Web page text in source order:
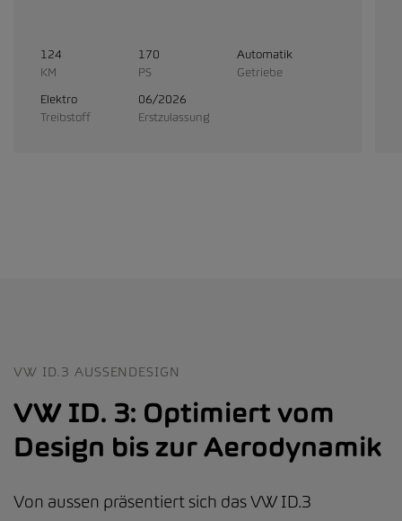
124
KM
170
PS
Automatik
Getriebe
Elektro
Treibstoff
06/2026
Erstzulassung
VW ID.3 AUSSENDESIGN
VW ID. 3: Optimiert vom
Design bis zur Aerodynamik
Von aussen präsentiert sich das VW ID.3